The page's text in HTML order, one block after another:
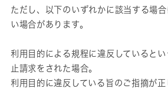
ただし、以下のいずれかに該当する場
い場合があります。
利用目的による規程に違反していると
止請求をされた場合。
利用目的に違反している旨のご指摘が正